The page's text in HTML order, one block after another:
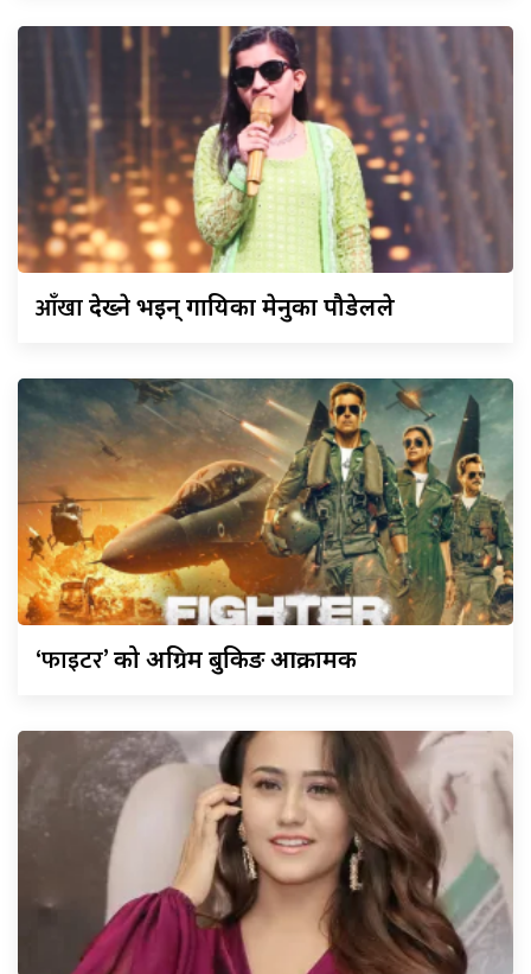
आँखादेख्ने भइन् गायिका मेनुका पौडेलले
‘फाइटर’को अग्रिम बुकिङ आक्रामक